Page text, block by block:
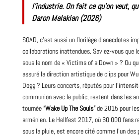
l’industrie. On fait ce qu’on veut,
Daron Malakian (2026)
SOAD, c’est aussi un florilège d’anecdotes
collaborations inattendues. Saviez-vous que
sous le nom de « Victims of a Down » ? Ou
assuré la direction artistique de clips pour
Dogg ? Leursconcerts, réputés pour
communion avec le public, restent dans les
tournée“Wake Up The Souls”de 2015 pour
arménien. Le Hellfest 2017, où 60 000 fans
sous la pluie, est encore cité comme l’un